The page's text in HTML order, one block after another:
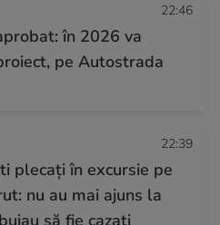
22:46
în 2026 va
pe Autostrada
22:39
plecați în excursie pe
nu au mai ajuns la
să fie cazați